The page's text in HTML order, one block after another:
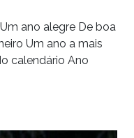
ano alegre De boa
Um ano a mais
calendário Ano